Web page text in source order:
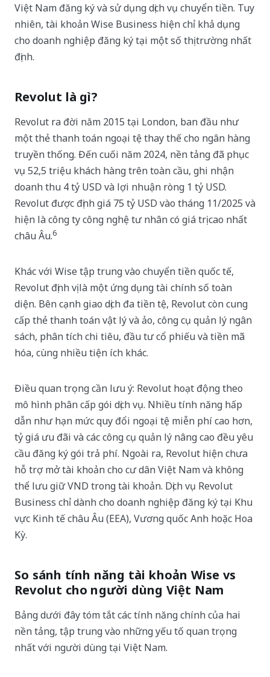
Việt Nam đăng ký và sử dụng dịch vụ chuyển tiền. Tuy
nhiên, tài khoản Wise Business hiện chỉ khả dụng
cho doanh nghiệp đăng ký tại một số thị trường nhất
định.
Revolut là gì?
Revolut ra đời năm 2015 tại London, ban đầu như
một thẻ thanh toán ngoại tệ thay thế cho ngân hàng
truyền thống. Đến cuối năm 2024, nền tảng đã phục
vụ 52,5 triệu khách hàng trên toàn cầu, ghi nhận
doanh thu 4 tỷ USD và lợi nhuận ròng 1 tỷ USD.
Revolut được định giá 75 tỷ USD vào tháng 11/2025 và
hiện là công ty công nghệ tư nhân có giá trị cao nhất
châu Âu.6
Khác với Wise tập trung vào chuyển tiền quốc tế,
Revolut định vị là một ứng dụng tài chính số toàn
diện. Bên cạnh giao dịch đa tiền tệ, Revolut còn cung
cấp thẻ thanh toán vật lý và ảo, công cụ quản lý ngân
sách, phân tích chi tiêu, đầu tư cổ phiếu và tiền mã
hóa, cùng nhiều tiện ích khác.
Điều quan trọng cần lưu ý: Revolut hoạt động theo
mô hình phân cấp gói dịch vụ. Nhiều tính năng hấp
dẫn như hạn mức quy đổi ngoại tệ miễn phí cao hơn,
tỷ giá ưu đãi và các công cụ quản lý nâng cao đều yêu
cầu đăng ký gói trả phí. Ngoài ra, Revolut hiện chưa
hỗ trợ mở tài khoản cho cư dân Việt Nam và không
thể lưu giữ VND trong tài khoản. Dịch vụ Revolut
Business chỉ dành cho doanh nghiệp đăng ký tại Khu
vực Kinh tế châu Âu (EEA), Vương quốc Anh hoặc Hoa
Kỳ.
So sánh tính năng tài khoản Wise vs
Revolut cho người dùng Việt Nam
Bảng dưới đây tóm tắt các tính năng chính của hai
nền tảng, tập trung vào những yếu tố quan trọng
nhất với người dùng tại Việt Nam.